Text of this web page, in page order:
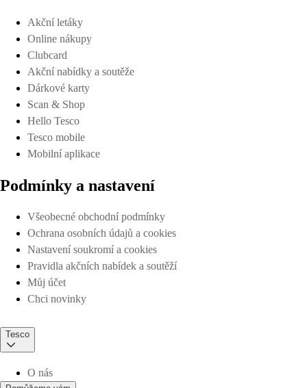
Akční letáky
Online nákupy
Clubcard
Akční nabídky a soutěže
Dárkové karty
Scan & Shop
Hello Tesco
Tesco mobile
Mobilní aplikace
Podmínky a nastavení
Všeobecné obchodní podmínky
Ochrana osobních údajů a cookies
Nastavení soukromí a cookies
Pravidla akčních nabídek a soutěží
Můj účet
Chci novinky
Tesco
O nás